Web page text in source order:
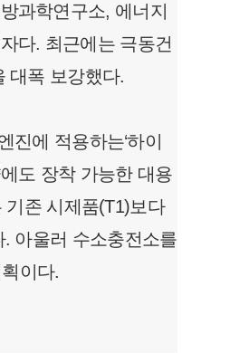
과학연구소, 에너지
다. 최근에는 극동건
대폭 보강했다.
에 적용하는‘하이
도 장착 가능한 대용
기존 시제품(T1)보다
아울러 수소충전소를
이다.